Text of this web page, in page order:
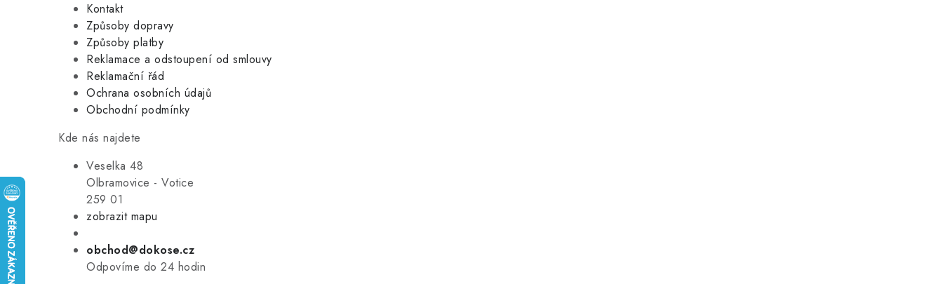
Kontakt
Způsoby dopravy
Způsoby platby
Reklamace a odstoupení od smlouvy
Reklamační řád
Ochrana osobních údajů
Obchodní podmínky
Kde nás najdete
Veselka 48
Olbramovice - Votice
259 01
zobrazit mapu
obchod@dokose.cz
Odpovíme do 24 hodin